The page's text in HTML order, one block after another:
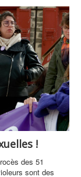
!
des 51
sont des